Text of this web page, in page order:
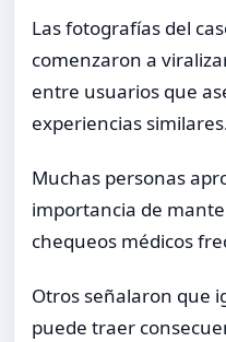
Las fotografías del
comenzaron a
entre usuarios que
experiencias
Muchas personas
importancia de
chequeos médicos
Otros señalaron que
puede traer